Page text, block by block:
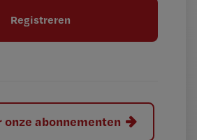
onze abonnementen